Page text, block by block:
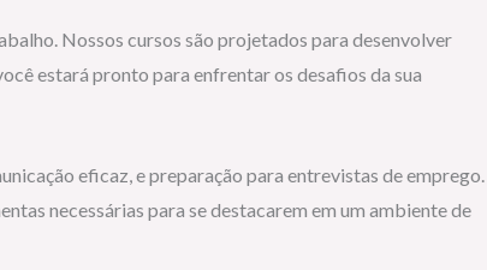
Nossos cursos são projetados para desenvolver
estará pronto para enfrentar os desafios da sua
eficaz, e preparação para entrevistas de emprego.
necessárias para se destacarem em um ambiente de